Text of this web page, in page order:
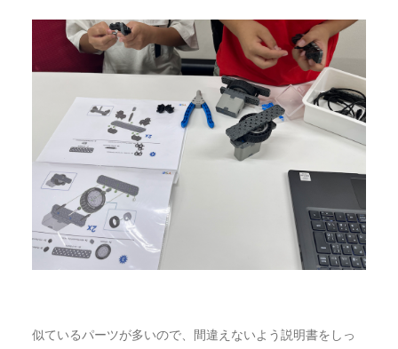
似ているパーツが多いので、間違えないよう説明書をしっ